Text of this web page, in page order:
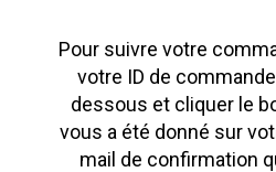
Pour suivre votre
votre ID de
dessous et cliquer le
vous a été donné sur
mail de confirmation